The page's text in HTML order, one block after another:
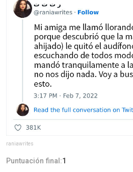
raniawrites
Puntuación final:1